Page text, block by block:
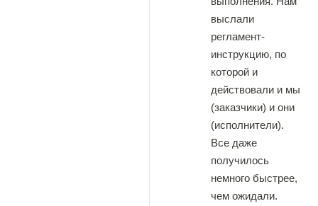
выслали
регламент-
инструкцию, по
которой и
действовали и мы
(заказчики) и они
(исполнители).
Все даже
получилось
немного быстрее,
чем ожидали.